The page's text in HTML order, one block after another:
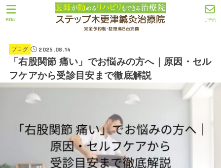
ご予約
MENU
ブログ 2025.08.14
「右股関節 痛い」でお悩みの方へ｜原因・セル
フケアから受診目安まで徹底解説